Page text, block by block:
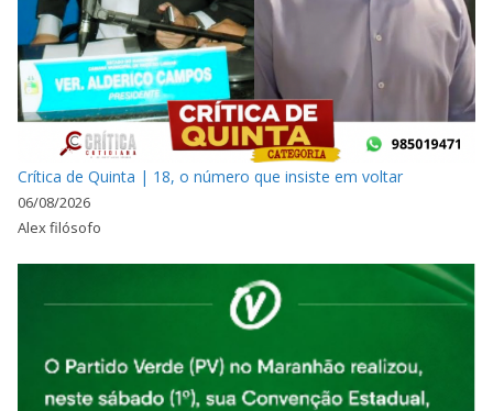
Crítica de Quinta | 18, o número que insiste em voltar
06/08/2026
Alex filósofo